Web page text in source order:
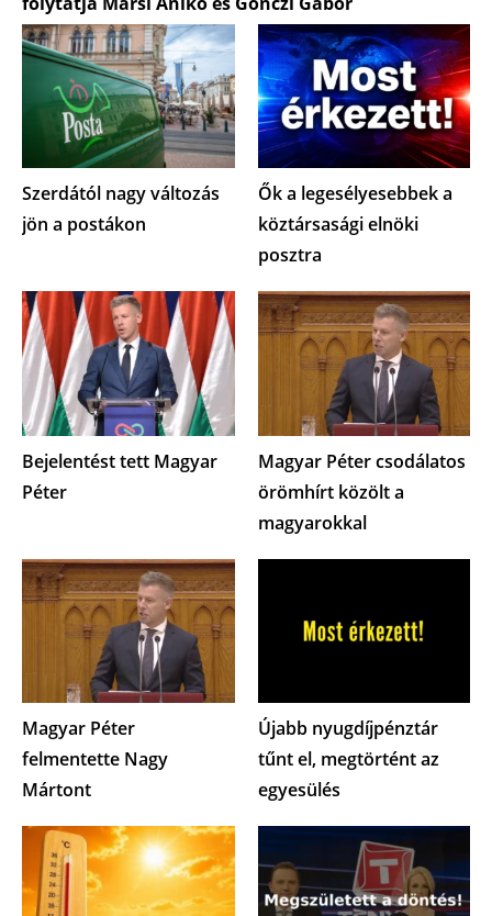
Szerdától nagy változás
jön a postákon
Ők a legesélyesebbek a
köztársasági elnöki
posztra
Bejelentést tett Magyar
Péter
Magyar Péter csodálatos
örömhírt közölt a
magyarokkal
Magyar Péter
felmentette Nagy
Mártont
Újabb nyugdíjpénztár
tűnt el, megtörtént az
egyesülés